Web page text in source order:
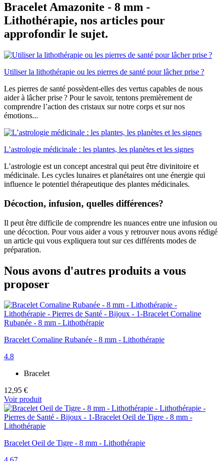
Bracelet Amazonite - 8 mm -
Lithothérapie, nos articles pour
approfondir le sujet.
Utiliser la lithothérapie ou les pierres de santé pour lâcher prise ?
Les pierres de santé possèdent-elles des vertus capables de nous
aider à lâcher prise ? Pour le savoir, tentons premièrement de
comprendre l’action des cristaux sur notre corps et sur nos
émotions...
L’astrologie médicinale : les plantes, les planètes et les signes
L’astrologie est un concept ancestral qui peut être divinitoire et
médicinale. Les cycles lunaires et planétaires ont une énergie qui
influence le potentiel thérapeutique des plantes médicinales.
Décoction, infusion, quelles différences?
Il peut être difficile de comprendre les nuances entre une infusion ou
une décoction. Pour vous aider a vous y retrouver nous avons rédigé
un article qui vous expliquera tout sur ces différents modes de
préparation.
Nous avons d'autres produits a vous
proposer
Bracelet Cornaline Rubanée - 8 mm - Lithothérapie
4.8
Bracelet
12,95 €
Voir produit
Bracelet Oeil de Tigre - 8 mm - Lithothérapie